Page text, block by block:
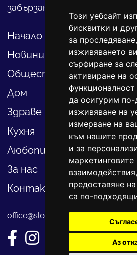
Този уебсайт
бисквитки и
за
изживяването
сърфиране за
активиране на
функционалност
да осигурим по-
изживяване на
измерване на
към нашите
и за
маркетинговите
взаимодействия,
предоставяне
са по-
Аз
забързан свят.
Начало
Новини
Общество
Дом
Здраве
Кухня
Любопитно
За нас
Контакти
office@sledvayme.net